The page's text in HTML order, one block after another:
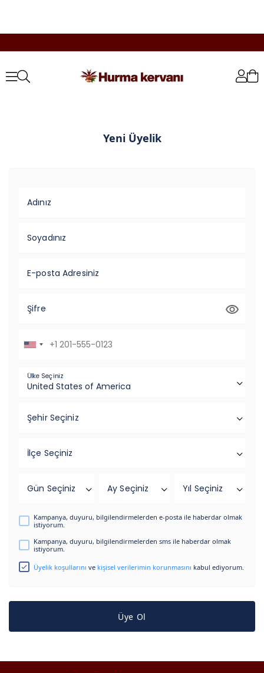
Yeni Üyelik
Adınız
Soyadınız
E-posta Adresiniz
Şifre
Ülke Seçiniz
Şehir Seçiniz
İlçe Seçiniz
Gün Seçiniz Ay Seçiniz Yıl Seçiniz
Kampanya, duyuru, bilgilendirmelerden e-posta ile haberdar olmak
istiyorum.
Kampanya, duyuru, bilgilendirmelerden sms ile haberdar olmak
istiyorum.
Üyelik koşullarını ve kişisel verilerimin korunmasını kabul ediyorum.
Üye Ol